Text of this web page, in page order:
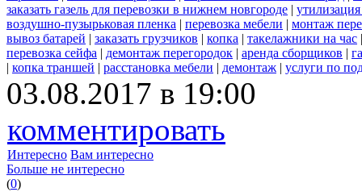
заказать газель для перевозки в нижнем новгороде |
воздушно-пузырьковая пленка | перевозка мебели | монтаж
вывоз батарей | заказать грузчиков | копка | такелажники на час
перевозка сейфа | демонтаж перегородок | аренда сборщиков |
| копка траншей | расстановка мебели | демонтаж | услуги по
03.08.2017 в 19:00
комментировать
Интересно Вам интересно
Больше не интересно
(0)